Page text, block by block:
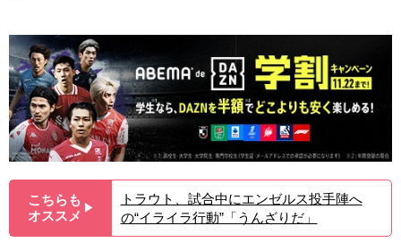
こちらも
オススメ ▶︎
トラウト、試合中にエンゼルス投手陣へ
の“イライラ行動”「うんざりだ」